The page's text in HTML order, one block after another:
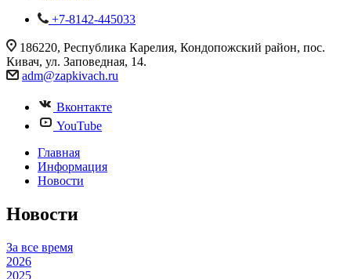
+7-8142-445033
186220, Республика Карелия, Кондопожский район, пос.
Кивач, ул. Заповедная, 14.
adm@zapkivach.ru
Вконтакте
YouTube
Главная
Информация
Новости
Новости
За все время
2026
2025